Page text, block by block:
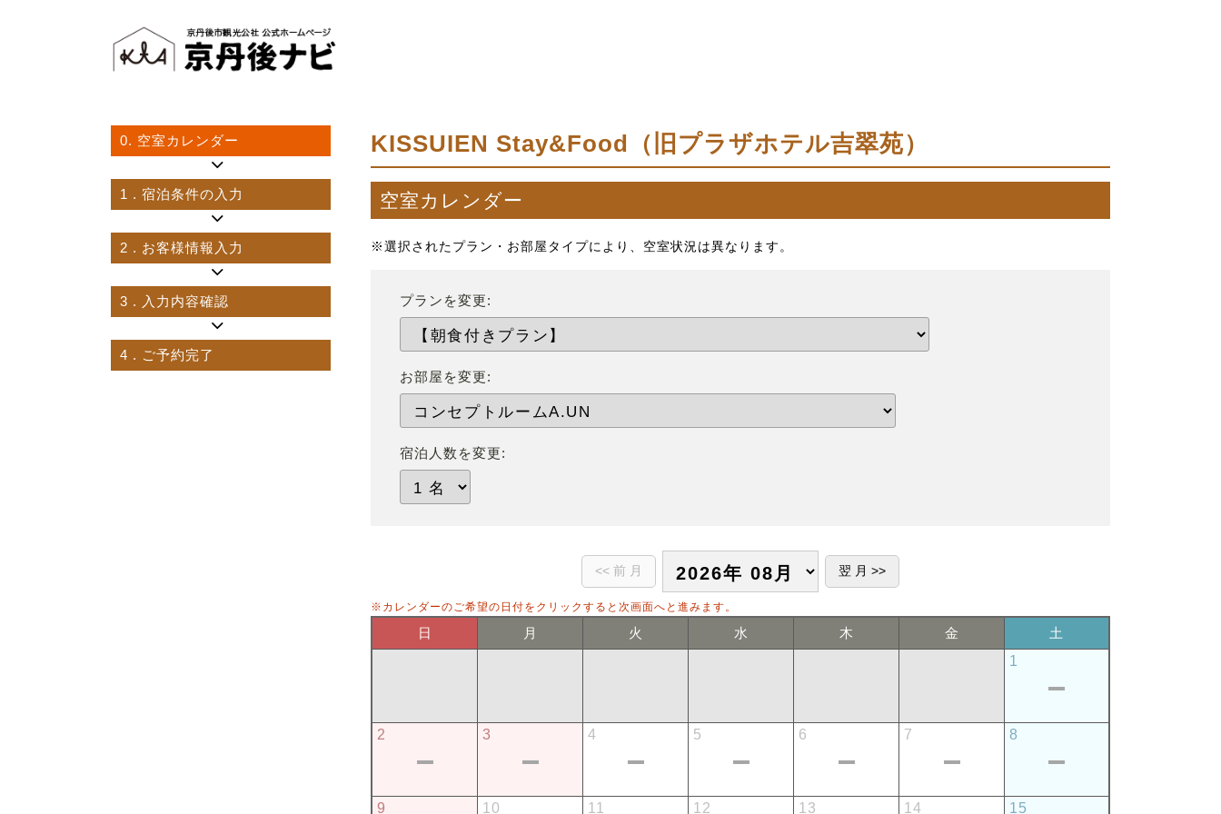
0. 空室カレンダー
1 . 宿泊条件の入力
2 . お客様情報入力
3 . 入力内容確認
4 . ご予約完了
KISSUIEN Stay&Food（旧プラザホテル吉翠苑）
空室カレンダー
※選択されたプラン・お部屋タイプにより、空室状況は異なります。
プランを変更:
お部屋を変更:
宿泊人数を変更:
※カレンダーのご希望の日付をクリックすると次画面へと進みます。
日 月 火 水 木 金
土
1
2 3 4 5 6 7 8
9 10 11 12 13 14 15